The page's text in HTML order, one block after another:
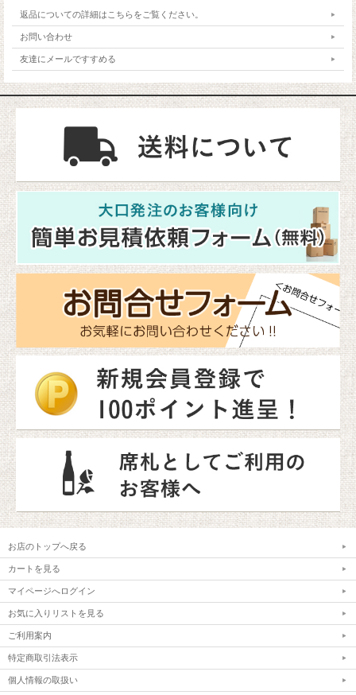
返品についての詳細はこちらをご覧ください。
お問い合わせ
友達にメールですすめる
お店のトップへ戻る
カートを見る
マイページへログイン
お気に入りリストを見る
ご利用案内
特定商取引法表示
個人情報の取扱い